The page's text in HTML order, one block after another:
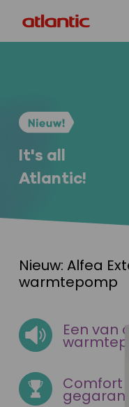
main
It's all
Atlantic!
Nieuw: Alfea
warmtepomp
Een van
Comfort